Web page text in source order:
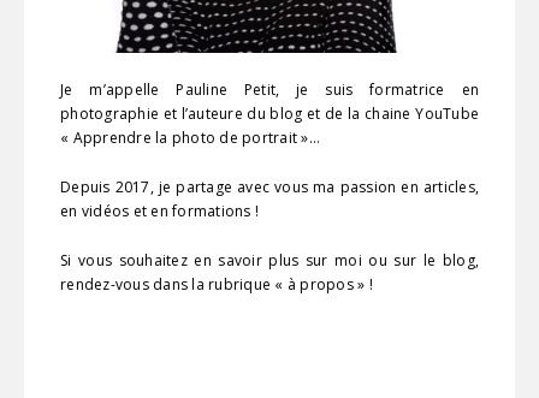
Je m’appelle Pauline Petit, je suis formatrice en
photographie et l’auteure du blog et de la chaine YouTube
« Apprendre la photo de portrait »…
Depuis 2017, je partage avec vous ma passion en articles,
en vidéos et en formations !
Si vous souhaitez en savoir plus sur moi ou sur le blog,
rendez-vous dans la rubrique « à propos » !